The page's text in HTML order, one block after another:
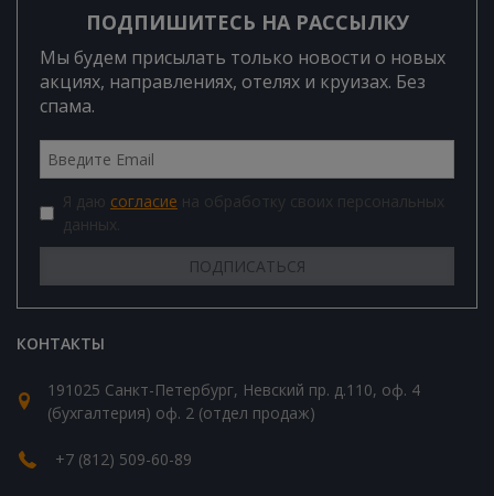
ПОДПИШИТЕСЬ НА РАССЫЛКУ
Мы будем присылать только новости о новых
акциях, направлениях, отелях и круизах. Без
спама.
Я даю согласие на обработку своих персональных
данных.
КОНТАКТЫ
191025 Санкт-Петербург, Невский пр. д.110, оф. 4
(бухгалтерия) оф. 2 (отдел продаж)
+7 (812) 509-60-89